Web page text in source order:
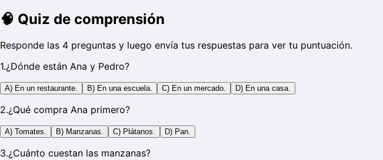
🧠 Quiz de comprensión
Responde las 4 preguntas y luego envía tus respuestas para ver tu puntuación.
1.¿Dónde están Ana y Pedro?
A) En un restaurante. B) En una escuela. C) En un mercado. D) En una casa.
2.¿Qué compra Ana primero?
A) Tomates. B) Manzanas. C) Plátanos. D) Pan.
3.¿Cuánto cuestan las manzanas?